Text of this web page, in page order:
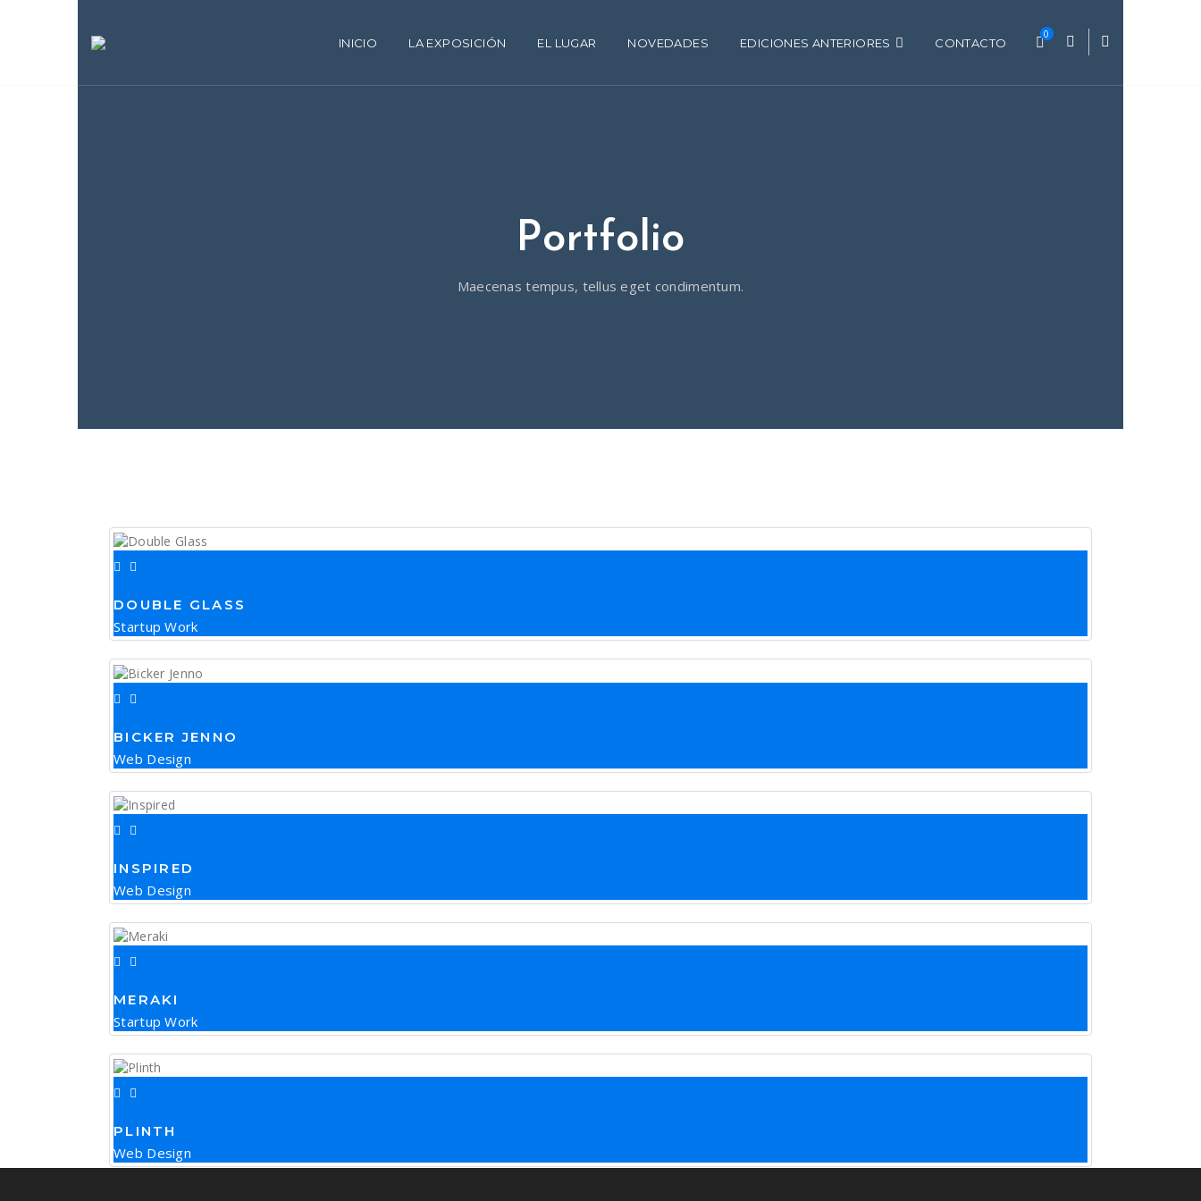
INICIO LA EXPOSICIÓN EL LUGAR NOVEDADES EDICIONES ANTERIORES CONTACTO
0
Portfolio
Maecenas tempus, tellus eget condimentum.
DOUBLE GLASS
Startup Work
BICKER JENNO
Web Design
INSPIRED
Web Design
MERAKI
Startup Work
PLINTH
Web Design